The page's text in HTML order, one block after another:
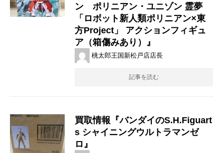
ン ポリニアン・ユニゾン ​霊夢 ​
「ロボット新人類ポリニアン×東
方Project」 ​アクションフィギュ
ア（箱傷みあり）』
桃太郎王国新松戸店店長
記事を読む
買取情報『バンダイのS.H.Figuart
s ​シャイニングウルトラマンゼ
ロ』